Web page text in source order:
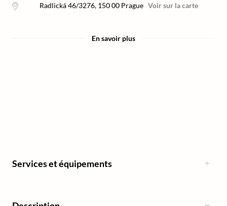
Radlická 46/3276, 150 00 Prague Voir sur la carte
En savoir plus
Services et équipements